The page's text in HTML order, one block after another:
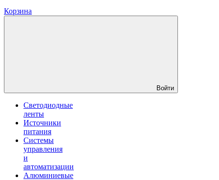
Корзина
Войти
Светодиодные
ленты
Источники
питания
Системы
управления
и
автоматизации
Алюминиевые